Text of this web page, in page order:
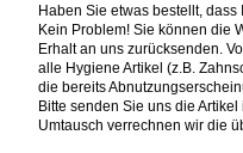
Haben Sie etwas bestellt,
Kein Problem! Sie können die
Erhalt an uns zurücksenden.
alle Hygiene Artikel (z.B.
die bereits
Bitte senden Sie uns die
Umtausch verrechnen wir die